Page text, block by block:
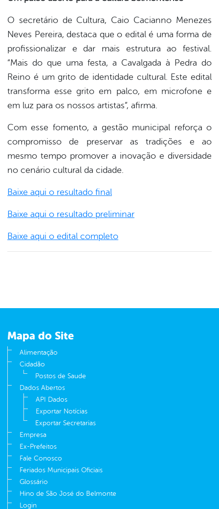
O secretário de Cultura, Caio Cacianno Menezes
Neves Pereira, destaca que o edital é uma forma de
profissionalizar e dar mais estrutura ao festival.
“Mais do que uma festa, a Cavalgada à Pedra do
Reino é um grito de identidade cultural. Este edital
transforma esse grito em palco, em microfone e
em luz para os nossos artistas”, afirma.
Com esse fomento, a gestão municipal reforça o
compromisso de preservar as tradições e ao
mesmo tempo promover a inovação e diversidade
no cenário cultural da cidade.
Baixe aqui o resultado final
Baixe aqui o resultado preliminar
Baixe aqui o edital completo
Mapa do Site
Alimentação
Cidadão
Postos de Saude
Dados Abertos
API Dados
Exportar Notícias
Exportar Secretarias
Empresa
Ex-Prefeitos
Fale Conosco
Feriados Municipais Oficiais
Glossário
Hino de São José do Belmonte
Login